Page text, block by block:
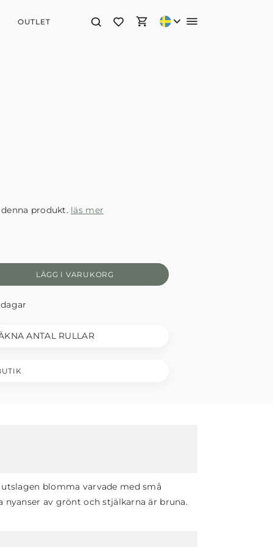
OUTLET
LÄGG I VARUKORG
produkt. läs mer
ANTAL RULLAR
blomma varvade med små
nyanser av grönt och stjälkarna är bruna.